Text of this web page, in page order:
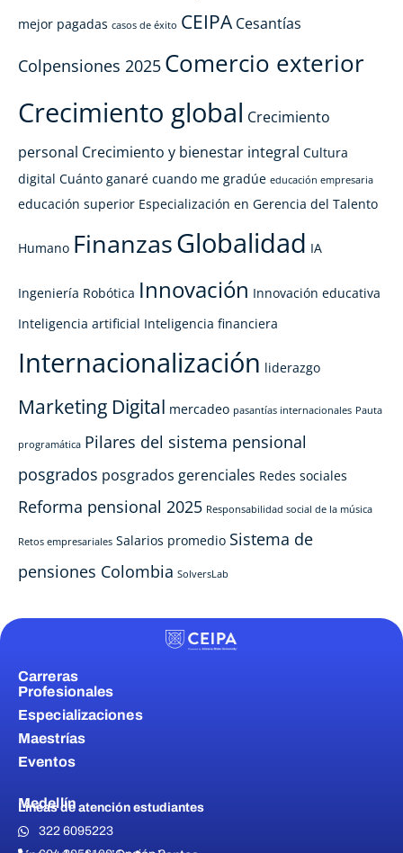
mejor pagadas casos de éxito CEIPA Cesantías
Colpensiones 2025 Comercio exterior
Crecimiento global Crecimiento
personal Crecimiento y bienestar integral Cultura
digital Cuánto ganaré cuando me gradúe educación empresaria
educación superior Especialización en Gerencia del Talento
Humano FinanzasGlobalidad IA
Ingeniería Robótica Innovación Innovación educativa
Inteligencia artificial Inteligencia financiera
Internacionalización liderazgo
Marketing Digital mercadeo pasantías internacionales Pauta
programática Pilares del sistema pensional
posgrados posgrados gerenciales Redes sociales
Reforma pensional 2025 Responsabilidad social de la música
Retos empresariales Salarios promedio Sistema de
pensiones Colombia SolversLab
Carreras
Profesionales
Especializaciones
Maestrías
Eventos
Medellín
Líneas de atención estudiantes
322 6095223